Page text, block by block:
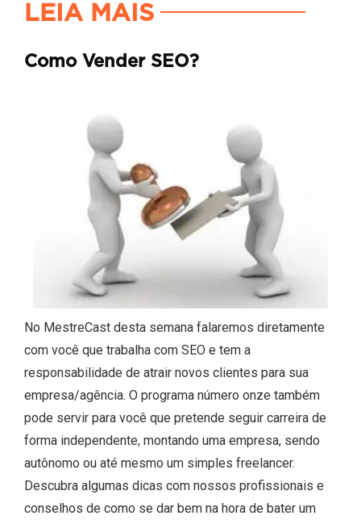
LEIA MAIS
Como Vender SEO?
No MestreCast desta semana falaremos diretamente
com você que trabalha com SEO e tem a
responsabilidade de atrair novos clientes para sua
empresa/agência. O programa número onze também
pode servir para você que pretende seguir carreira de
forma independente, montando uma empresa, sendo
autônomo ou até mesmo um simples freelancer.
Descubra algumas dicas com nossos profissionais e
conselhos de como se dar bem na hora de bater um